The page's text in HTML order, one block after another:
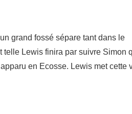
grand fossé sépare tant dans le
Lewis finira par suivre Simon
en Ecosse. Lewis met cette